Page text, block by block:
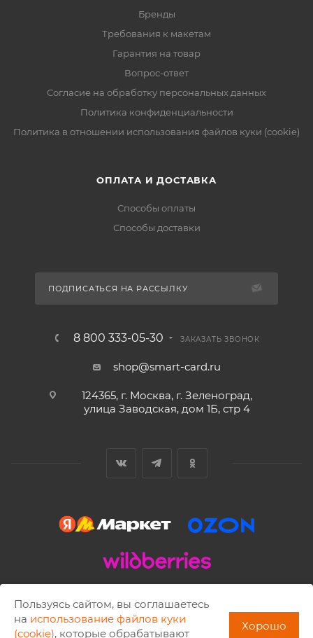
Бренды
Требования к макетам
Гарантия на товар
Вопрос-ответ
Согласие на обработку персональных данных
Политика конфиденциальности
Политика в отношении использования файлов куки (cookie)
ОПЛАТА И ДОСТАВКА
Способы оплаты
Способы доставки
ПОДПИСАТЬСЯ НА РАССЫЛКУ
8 800 333-05-30 ЗАКАЗАТЬ ЗВОНОК
shop@smart-card.ru
124365, г. Москва, г. Зеленоград,
улица Заводская, дом 1Б, стр 4
2002 - 2026 © SMART-CARD.RU Все права защищены.
Копирование материалов разрешено только с письменного
разрешения ISBC.
Пользуясь сайтом, вы соглашаетесь
на использование файлов куки
(cookie), которые обрабатывают
Хорошо